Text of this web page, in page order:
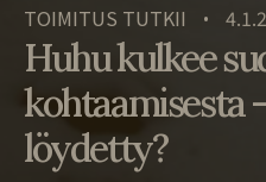
TOIMITUS TUTKII •
Huhu kulkee
kohtaamisesta
löydetty?